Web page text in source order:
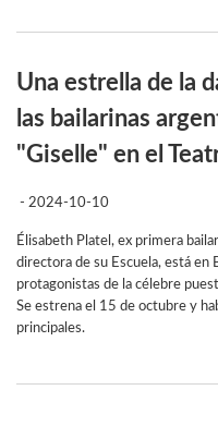
Una estrella de la
las bailarinas
"Giselle" en el
- 2024-10-10
Élisabeth Platel, ex primera
directora de su Escuela, está en
protagonistas de la célebre
Se estrena el 15 de octubre y
principales.